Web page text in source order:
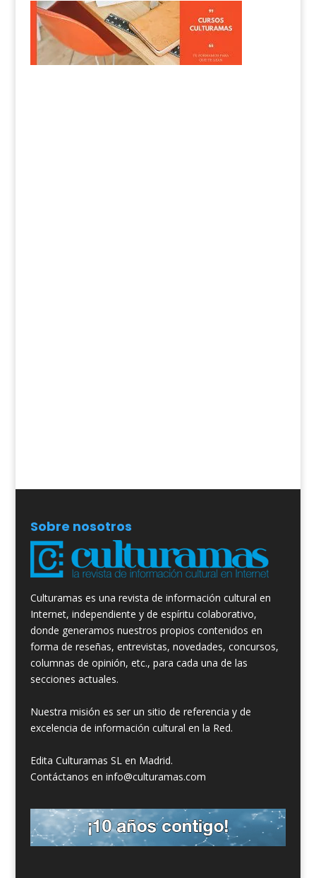
Sobre nosotros
Culturamas es una revista de información cultural en
Internet, independiente y de espíritu colaborativo,
donde generamos nuestros propios contenidos en
forma de reseñas, entrevistas, novedades, concursos,
columnas de opinión, etc., para cada una de las
secciones actuales.
Nuestra misión es ser un sitio de referencia y de
excelencia de información cultural en la Red.
Edita Culturamas SL en Madrid.
Contáctanos en info@culturamas.com